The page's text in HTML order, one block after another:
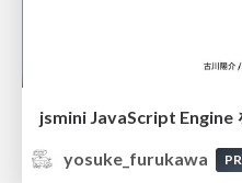
jsmini JavaScript Engine
yosuke_furukawa